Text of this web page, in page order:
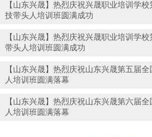
【山东兴晟】热烈庆祝兴晟职业培训学
技带头人培训班圆满成功
【山东兴晟】热烈庆祝兴晟职业培训学
带头人培训班圆满成功
【山东兴晟】热烈庆祝山东兴晟第五届
人培训班圆满落幕
【山东兴晟】热烈庆祝山东兴晟第六届
人培训班圆满落幕